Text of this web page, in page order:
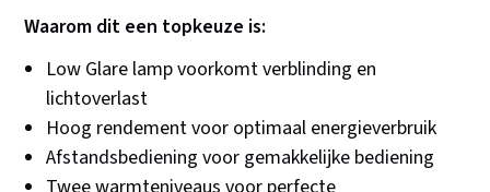
Waarom dit een topkeuze is:
Low Glare lamp voorkomt verblinding en
lichtoverlast
Hoog rendement voor optimaal energieverbruik
Afstandsbediening voor gemakkelijke bediening